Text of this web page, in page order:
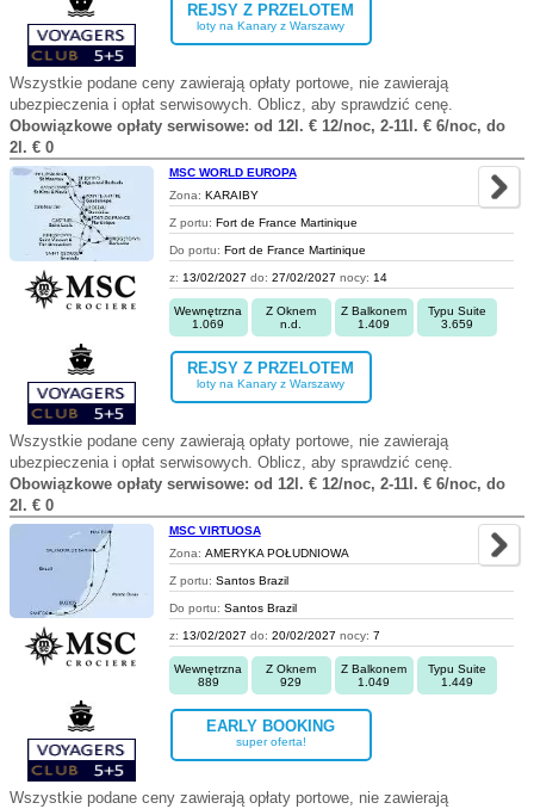
REJSY Z PRZELOTEM
loty na Kanary z Warszawy
Wszystkie podane ceny zawierają opłaty portowe, nie zawierają
ubezpieczenia i opłat serwisowych. Oblicz, aby sprawdzić cenę.
Obowiązkowe opłaty serwisowe: od 12l. € 12/noc, 2-11l. € 6/noc, do
2l. € 0
MSC WORLD EUROPA
Zona: KARAIBY
Z portu: Fort de France Martinique
Do portu: Fort de France Martinique
z: 13/02/2027 do: 27/02/2027 nocy: 14
Wewnętrzna
1.069
Z Oknem
n.d.
Z Balkonem
1.409
Typu Suite
3.659
REJSY Z PRZELOTEM
loty na Kanary z Warszawy
Wszystkie podane ceny zawierają opłaty portowe, nie zawierają
ubezpieczenia i opłat serwisowych. Oblicz, aby sprawdzić cenę.
Obowiązkowe opłaty serwisowe: od 12l. € 12/noc, 2-11l. € 6/noc, do
2l. € 0
MSC VIRTUOSA
Zona: AMERYKA POŁUDNIOWA
Z portu: Santos Brazil
Do portu: Santos Brazil
z: 13/02/2027 do: 20/02/2027 nocy: 7
Wewnętrzna
889
Z Oknem
929
Z Balkonem
1.049
Typu Suite
1.449
EARLY BOOKING
super oferta!
Wszystkie podane ceny zawierają opłaty portowe, nie zawierają